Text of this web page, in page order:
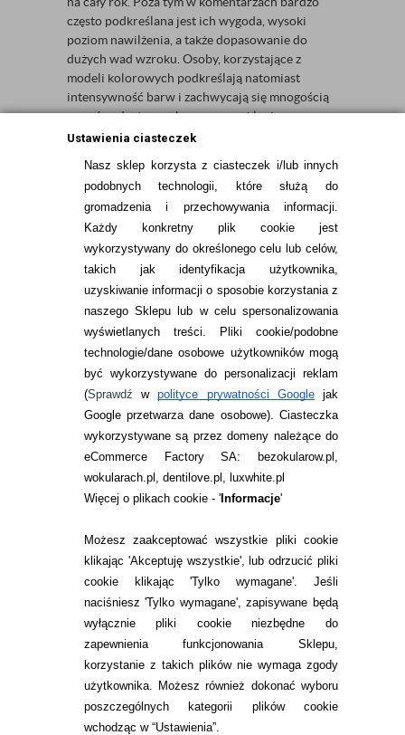
Ustawienia ciasteczek
Nasz sklep korzysta z ciasteczek i/lub innych
podobnych technologii, które służą do
gromadzenia i przechowywania informacji.
Każdy konkretny plik cookie jest
wykorzystywany do określonego celu lub celów,
takich jak identyfikacja użytkownika,
uzyskiwanie informacji o sposobie korzystania z
naszego Sklepu lub w celu spersonalizowania
wyświetlanych treści.
Pliki cookie/podobne
technologie/dane osobowe użytkowników mogą
być wykorzystywane do personalizacji reklam
(Sprawdźwpolityce prywatności Googlejak
Google przetwarza dane osobowe). Ciasteczka
wykorzystywane są przez domeny należące do
eCommerce Factory SA: bezokularow.pl,
wokularach.pl, dentilove.pl, luxwhite.pl
Więcej o plikach cookie - 'Informacje'
Możesz zaakceptować wszystkie pliki cookie
klikając 'Akceptuję wszystkie', lub odrzucić pliki
cookie klikając 'Tylko wymagane'. Jeśli
naciśniesz 'Tylko wymagane', zapisywane będą
wyłącznie pliki cookie niezbędne do
zapewnienia funkcjonowania Sklepu,
korzystanie z takich plików nie wymaga zgody
użytkownika. Możesz również dokonać wyboru
poszczególnych kategorii plików cookie
wchodząc w “Ustawienia”.
często podkreślana jest ich wygoda, wysoki
poziom nawilżenia, a także dopasowanie do
dużych wad wzroku. Osoby, korzystające z
modeli kolorowych podkreślają natomiast
intensywność barw i zachwycają się mnogością
wzorów, dostępnych w naszym sklepie.
Sortuj po:
INFORMACJE KONTAKTOWE
JAK ZAMAWIAĆ?
ZWROTY I REKLAMACJA
WARUNKI ZAKUPÓW
RANKINGI SOCZEWEK
SOCZEWKI KOLOROWE
Zwrot (odstąpienie od umowy)
ZMIEŃ USTAWIENIA ZGODY NA CIASTECZKA
KONTAKT
telefon:
22 113 44 42
telefon: